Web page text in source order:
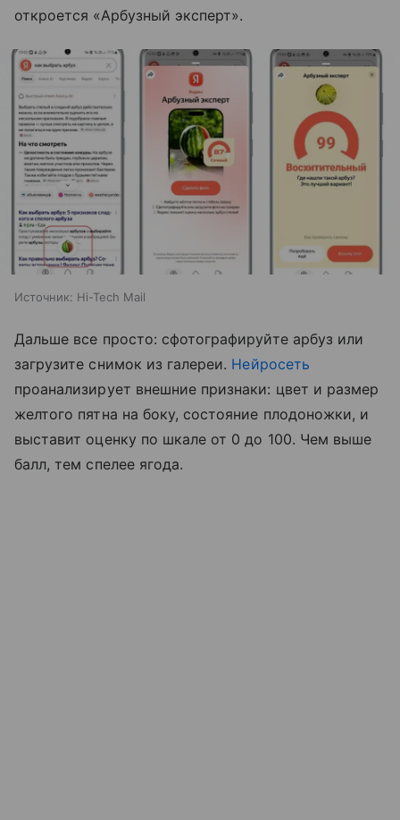
откроется «Арбузный эксперт».
Источник: Hi-Tech Mail
Дальше все просто: сфотографируйте арбуз или
загрузите снимок из галереи. Нейросеть
проанализирует внешние признаки: цвет и размер
желтого пятна на боку, состояние плодоножки, и
выставит оценку по шкале от 0 до 100. Чем выше
балл, тем спелее ягода.